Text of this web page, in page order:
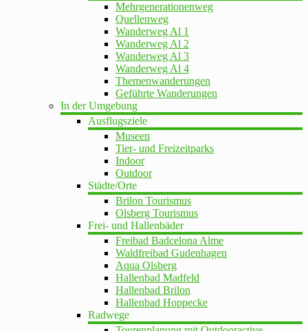
Mehrgenerationenweg
Quellenweg
Wanderweg Al 1
Wanderweg Al 2
Wanderweg Al 3
Wanderweg Al 4
Themenwanderungen
Geführte Wanderungen
In der Umgebung
Ausflugsziele
Museen
Tier- und Freizeitparks
Indoor
Outdoor
Städte/Orte
Brilon Tourismus
Olsberg Tourismus
Frei- und Hallenbäder
Freibad Badcelona Alme
Waldfreibad Gudenhagen
Aqua Olsberg
Hallenbad Madfeld
Hallenbad Brilon
Hallenbad Hoppecke
Radwege